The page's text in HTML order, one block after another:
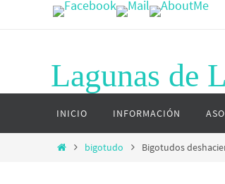
Lagunas de
Página web del complejo
contenido
INICIO INFORMACIÓN
Iniciobigotudo Bigotudos